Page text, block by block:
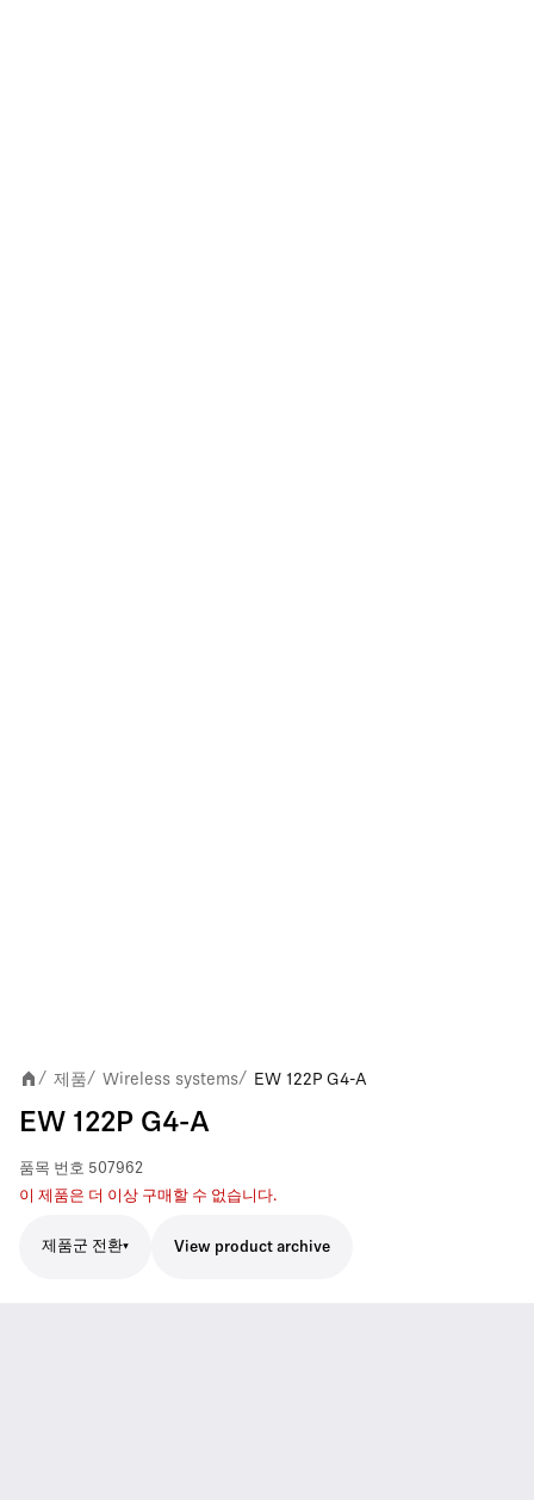
/ 제품/ Wireless systems/ EW 122P G4-A
EW 122P G4-A
품목 번호 507962
이 제품은 더 이상 구매할 수 없습니다.
제품군 전환 View product archive